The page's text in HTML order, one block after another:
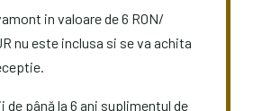
in valoare de 6 RON/
nu este inclusa si se va achita
de până la 6 ani suplimentul de